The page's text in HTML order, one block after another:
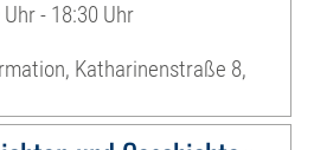
- 18:30 Uhr
Katharinenstraße 8,